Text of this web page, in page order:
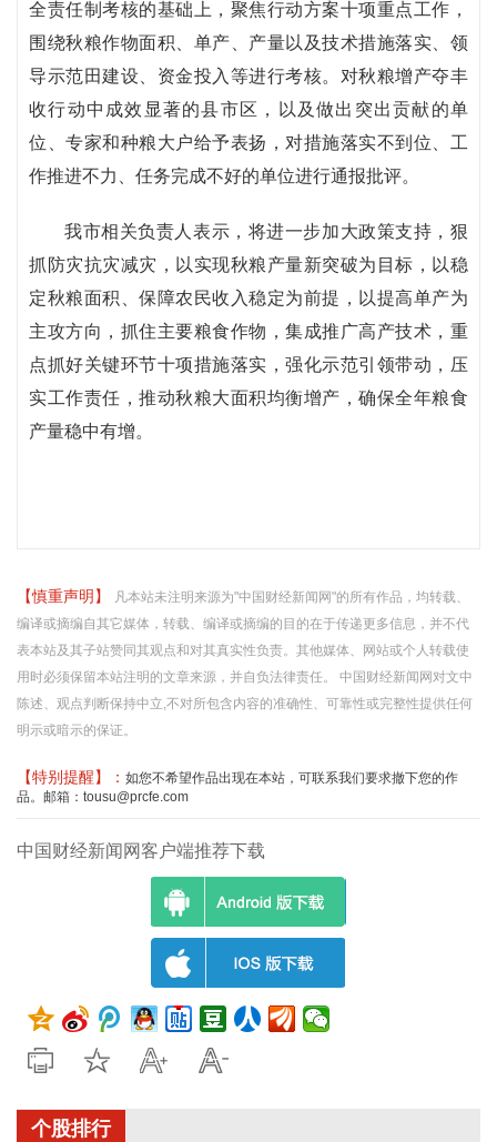
全责任制考核的基础上，聚焦行动方案十项重点工作，
围绕秋粮作物面积、单产、产量以及技术措施落实、领
导示范田建设、资金投入等进行考核。对秋粮增产夺丰
收行动中成效显著的县市区，以及做出突出贡献的单
位、专家和种粮大户给予表扬，对措施落实不到位、工
作推进不力、任务完成不好的单位进行通报批评。
我市相关负责人表示，将进一步加大政策支持，狠
抓防灾抗灾减灾，以实现秋粮产量新突破为目标，以稳
定秋粮面积、保障农民收入稳定为前提，以提高单产为
主攻方向，抓住主要粮食作物，集成推广高产技术，重
点抓好关键环节十项措施落实，强化示范引领带动，压
实工作责任，推动秋粮大面积均衡增产，确保全年粮食
产量稳中有增。
【慎重声明】
凡本站未注明来源为"中国财经新闻网"的所有作品，均转载、
编译或摘编自其它媒体，转载、编译或摘编的目的在于传递更多信息，并不代
表本站及其子站赞同其观点和对其真实性负责。其他媒体、网站或个人转载使
用时必须保留本站注明的文章来源，并自负法律责任。 中国财经新闻网对文中
陈述、观点判断保持中立,不对所包含内容的准确性、可靠性或完整性提供任何
明示或暗示的保证。
【特别提醒】： 如您不希望作品出现在本站，可联系我们要求撤下您的作
品。邮箱：tousu@prcfe.com
中国财经新闻网客户端推荐下载
个股排行